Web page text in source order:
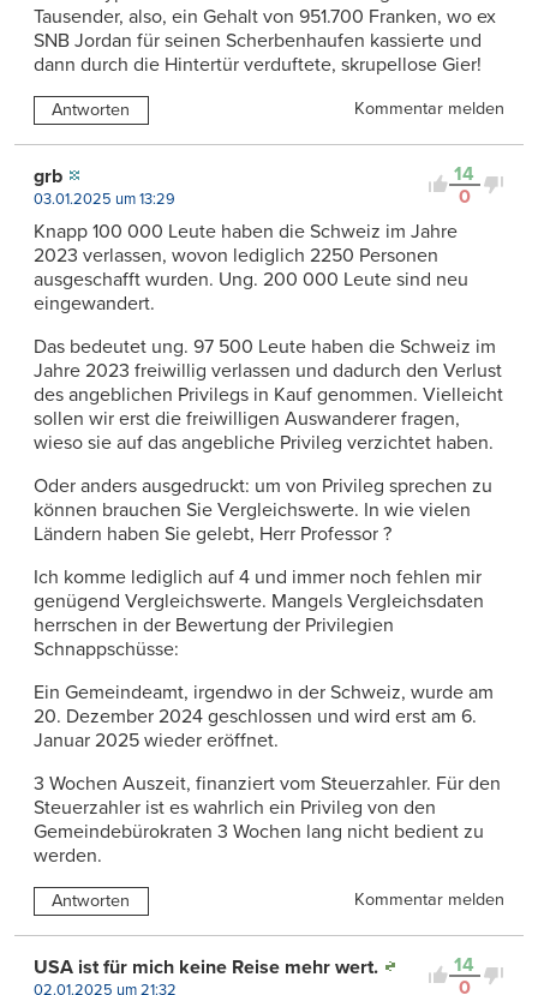
Tausender, also, ein Gehalt von 951.700 Franken, wo ex
SNB Jordan für seinen Scherbenhaufen kassierte und
dann durch die Hintertür verduftete, skrupellose Gier!
Antworten Kommentar melden
14
0
grb
03.01.2025 um 13:29
Knapp 100 000 Leute haben die Schweiz im Jahre
2023 verlassen, wovon lediglich 2250 Personen
ausgeschafft wurden. Ung. 200 000 Leute sind neu
eingewandert.
Das bedeutet ung. 97 500 Leute haben die Schweiz im
Jahre 2023 freiwillig verlassen und dadurch den Verlust
des angeblichen Privilegs in Kauf genommen. Vielleicht
sollen wir erst die freiwilligen Auswanderer fragen,
wieso sie auf das angebliche Privileg verzichtet haben.
Oder anders ausgedruckt: um von Privileg sprechen zu
können brauchen Sie Vergleichswerte. In wie vielen
Ländern haben Sie gelebt, Herr Professor ?
Ich komme lediglich auf 4 und immer noch fehlen mir
genügend Vergleichswerte. Mangels Vergleichsdaten
herrschen in der Bewertung der Privilegien
Schnappschüsse:
Ein Gemeindeamt, irgendwo in der Schweiz, wurde am
20. Dezember 2024 geschlossen und wird erst am 6.
Januar 2025 wieder eröffnet.
3 Wochen Auszeit, finanziert vom Steuerzahler. Für den
Steuerzahler ist es wahrlich ein Privileg von den
Gemeindebürokraten 3 Wochen lang nicht bedient zu
werden.
Antworten Kommentar melden
14
0
USA ist für mich keine Reise mehr wert.
02.01.2025 um 21:32